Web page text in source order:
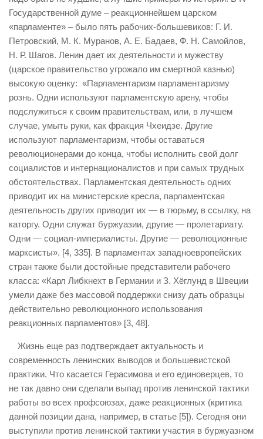
Государственной думе – реакционнейшем царском
«парламенте» – было пять рабочих-большевиков: Г. И.
Петровский, М. К. Муранов, А. Е. Бадаев, Ф. Н. Самойлов,
Н. Р. Шагов. Ленин дает их деятельности и мужеству
(царское правительство угрожало им смертной казнью)
высокую оценку: «Парламентаризм парламентаризму
рознь. Одни используют парламентскую арену, чтобы
подслужиться к своим правительствам, или, в лучшем
случае, умыть руки, как фракция Чхеидзе. Другие
используют парламентаризм, чтобы оставаться
революционерами до конца, чтобы исполнить свой долг
социалистов и интернационалистов и при самых трудных
обстоятельствах. Парламентская деятельность одних
приводит их на министерские кресла, парламентская
деятельность других приводит их — в тюрьму, в ссылку, на
каторгу. Одни служат буржуазии, другие — пролетариату.
Одни — социал-империалисты. Другие — революционные
марксисты». [4, 335]. В парламентах западноевропейских
стран также были достойные представители рабочего
класса: «Карл Либкнехт в Германии и З. Хёглунд в Швеции
умели даже без массовой поддержки снизу дать образцы
действительно революционного использования
реакционных парламентов» [3, 48].
Жизнь еще раз подтверждает актуальность и
современность ленинских выводов и большевистской
практики. Что касается Герасимова и его единоверцев, то
не так давно они сделали выпад против ленинской тактики
работы во всех профсоюзах, даже реакционных (критика
данной позиции дана, например, в статье [5]). Сегодня они
выступили против ленинской тактики участия в буржуазном